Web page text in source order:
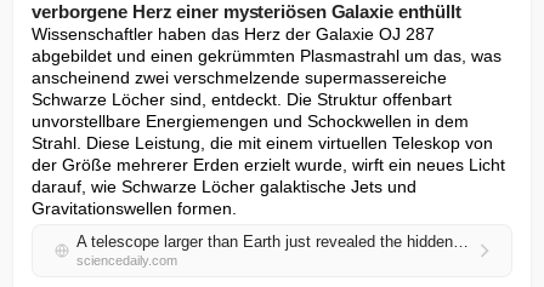
verborgene Herz einer mysteriösen Galaxie enthüllt
Wissenschaftler haben das Herz der Galaxie OJ 287
abgebildet und einen gekrümmten Plasmastrahl um das, was
anscheinend zwei verschmelzende supermassereiche
Schwarze Löcher sind, entdeckt. Die Struktur offenbart
unvorstellbare Energiemengen und Schockwellen in dem
Strahl. Diese Leistung, die mit einem virtuellen Teleskop von
der Größe mehrerer Erden erzielt wurde, wirft ein neues Licht
darauf, wie Schwarze Löcher galaktische Jets und
Gravitationswellen formen.
A telescope larger than Earth just revealed the hidden heart of a mysterious galaxy
sciencedaily.com